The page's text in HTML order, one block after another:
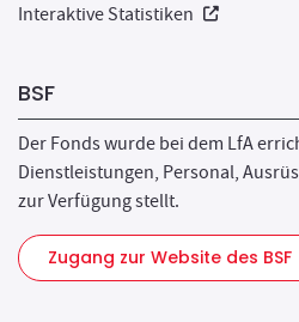
Interaktive Statistiken Neues Fenster
BSF
Der Fonds wurde bei dem LfA
Dienstleistungen, Personal,
zur Verfügung stellt.
Zugang zur Website des BSF